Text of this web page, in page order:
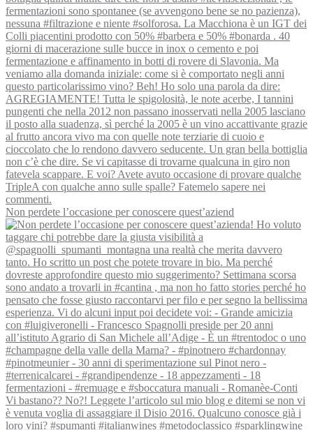
Non perdete l’occasione per conoscere quest’aziend